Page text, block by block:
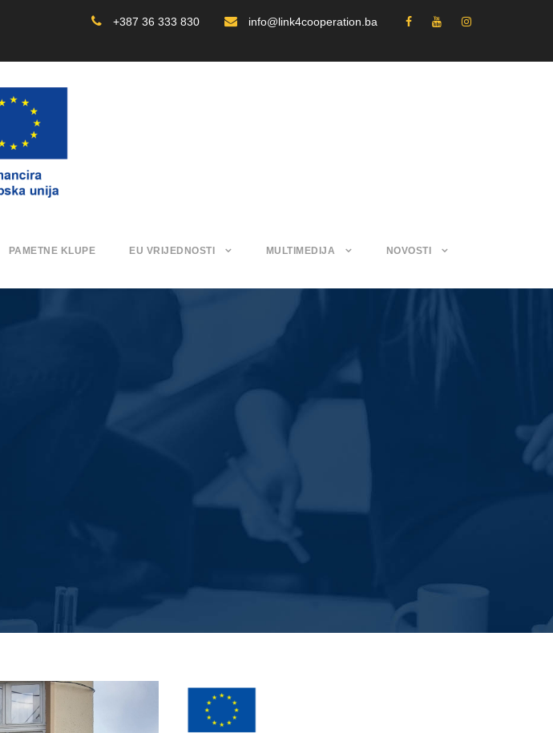
+387 36 333 830 info@link4cooperation.ba
PAMETNE KLUPE EU VRIJEDNOSTI MULTIMEDIJA NOVOSTI